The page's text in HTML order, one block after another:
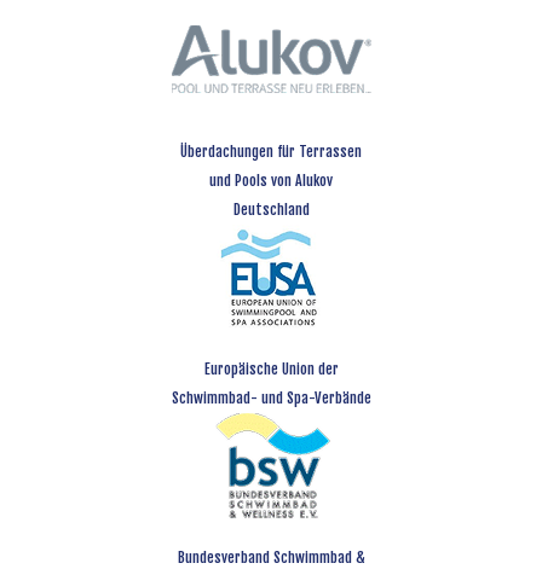
Überdachungen für Terrassen
und Pools von Alukov
Deutschland
Europäische Union der
Schwimmbad- und Spa-Verbände
Bundesverband Schwimmbad &